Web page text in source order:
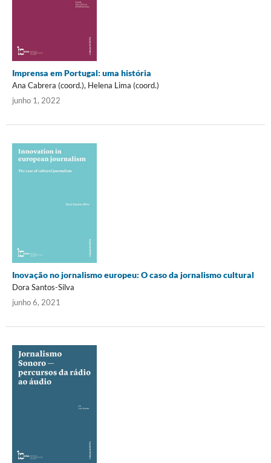
Imprensa em Portugal: uma história
Ana Cabrera (coord.), Helena Lima (coord.)
junho 1, 2022
Inovação no jornalismo europeu: O caso da jornalismo cultural
Dora Santos-Silva
junho 6, 2021